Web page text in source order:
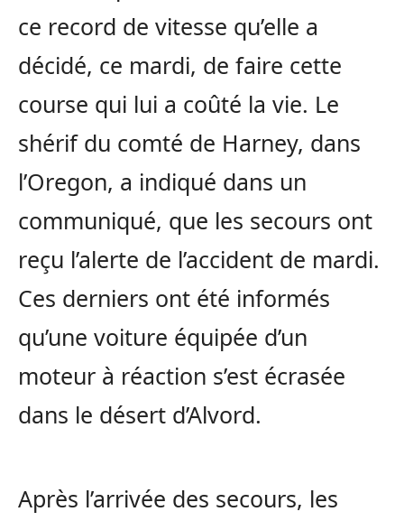
ce record de vitesse qu’elle a
décidé, ce mardi, de faire cette
course qui lui a coûté la vie. Le
shérif du comté de Harney, dans
l’Oregon, a indiqué dans un
communiqué, que les secours ont
reçu l’alerte de l’accident de mardi.
Ces derniers ont été informés
qu’une voiture équipée d’un
moteur à réaction s’est écrasée
dans le désert d’Alvord.
Après l’arrivée des secours, les